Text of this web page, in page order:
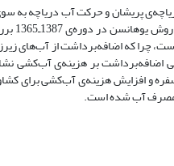
پریشان و حرکت آب دریاچه به
در
چرا که اضافه‌برداشت از آب‌های
اضافه‌برداشت بر هزینه‌ی آب‌کشی
و افزایش هزینه‌ی آب‌کشی برای
و مصرف آب شده است.